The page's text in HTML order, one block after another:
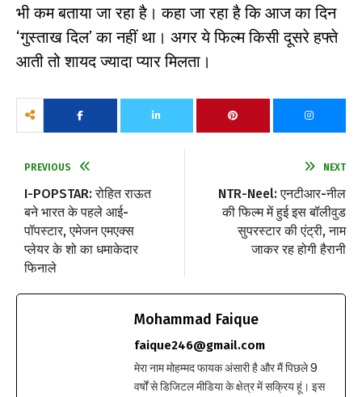
भी कम बताया जा रहा है। कहा जा रहा है कि आज का दिन
‘गुस्ताख दिल’ का नहीं था। अगर ये फिल्म किसी दूसरे हफ्ते
आती तो शायद ज्यादा प्यार मिलता।
PREVIOUS
I-POPSTAR: रोहित राऊत
बने भारत के पहले आई-
पॉपस्टार, एमेजन एमएक्स
प्लेयर के शो का धमाकेदार
फिनाले
NEXT
NTR-Neel: एनटीआर-नील
की फिल्म में हुई इस बॉलीवुड
सुपरस्टार की एंट्री, नाम
जाकर रह होगी हैरानी
Mohammad Faique
faique246@gmail.com
मेरा नाम मोहम्मद फायक अंसारी है और मैं पिछले 9
वर्षों से डिजिटल मीडिया के क्षेत्र में सक्रिय हूं। इस